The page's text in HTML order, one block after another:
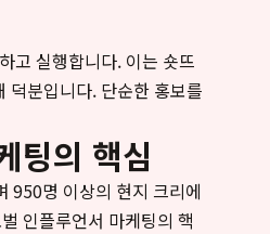
고 실행합니다. 이는 숏뜨
덕분입니다. 단순한 홍보를
팅의 핵심
950명 이상의 현지 크리에
인플루언서 마케팅의 핵